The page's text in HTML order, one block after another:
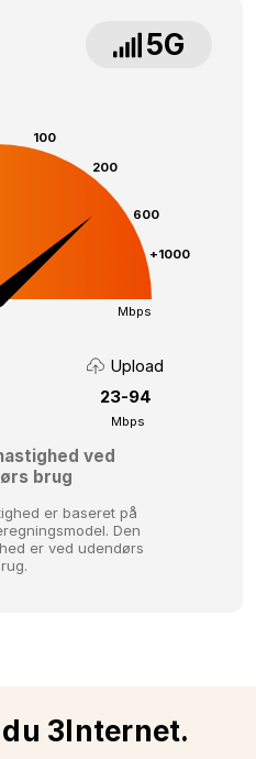
5G
100
200
600
+1000
Mbps
Upload
23-94
Mbps
ved
brug
er baseret på
Den
er ved udendørs
3Internet.